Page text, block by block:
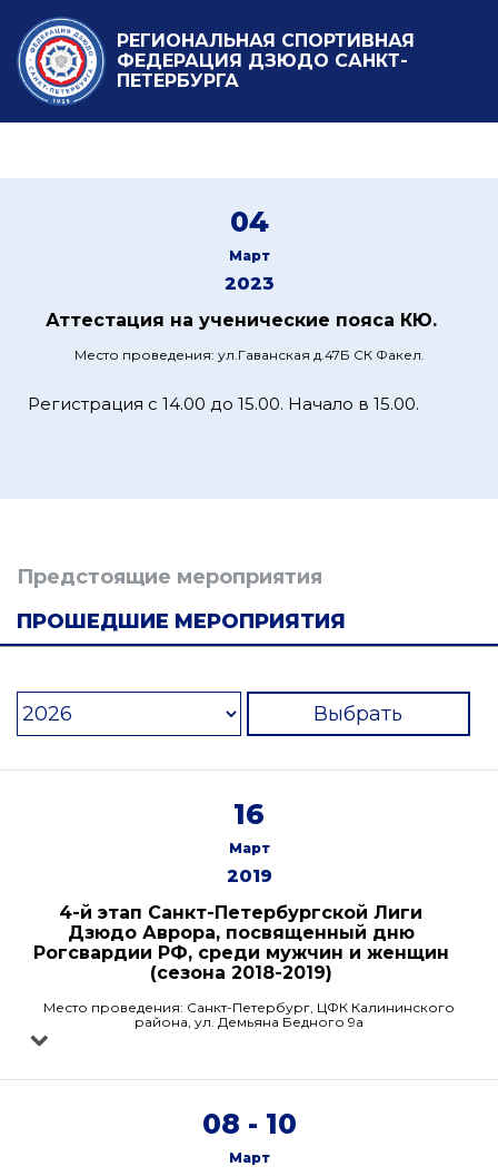
РЕГИОНАЛЬНАЯ СПОРТИВНАЯ
ФЕДЕРАЦИЯ ДЗЮДО САНКТ-
ПЕТЕРБУРГА
04
Март
2023
Аттестация на ученические пояса КЮ.
Место проведения: ул.Гаванская д.47Б СК Факел.
Регистрация с 14.00 до 15.00. Начало в 15.00.
Предстоящие мероприятия
ПРОШЕДШИЕ МЕРОПРИЯТИЯ
Выбрать
16
Март
2019
4-й этап Санкт-Петербургской Лиги
Дзюдо Аврора, посвященный дню
Рогсвардии РФ, среди мужчин и женщин
(сезона 2018-2019)
Место проведения: Санкт-Петербург, ЦФК Калининского
района, ул. Демьяна Бедного 9а
08 - 10
Март